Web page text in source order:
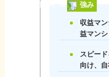
強み
収益マ
益マンシ
スピー
向け、自